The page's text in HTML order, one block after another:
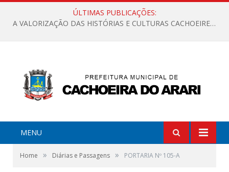
ÚLTIMAS PUBLICAÇÕES:
A VALORIZAÇÃO DAS HISTÓRIAS E CULTURAS CACHOEIRENSES
MENU
Home » Diárias e Passagens » PORTARIA Nº 105-A